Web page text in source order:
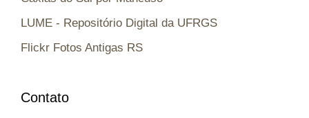
LUME - Repositório Digital da UFRGS
Flickr Fotos Antigas RS
Contato